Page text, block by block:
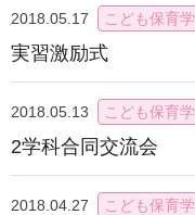
2018.05.17 こども保育
実習激励式
2018.05.13 こども保育
2学科合同交流会
2018.04.27 こども保育